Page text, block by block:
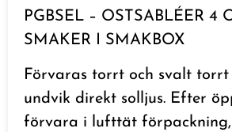
PGBSEL – OSTSABLÉER 4
SMAKER I SMAKBOX
Förvaras torrt och svalt torrt
undvik direkt solljus. Efter
förvara i lufttät förpackning,